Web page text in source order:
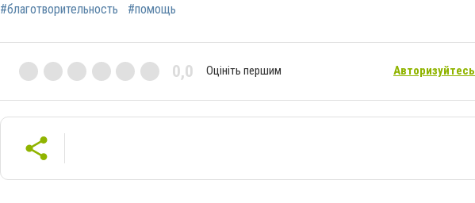
#благотворительность #помощь
0,0 Оцініть першим Авторизуйтесь